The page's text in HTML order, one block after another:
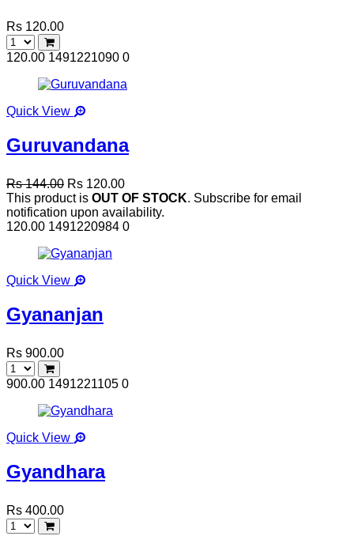
Rs 120.00
120.00 1491221090 0
Quick View
Guruvandana
Rs 144.00 Rs 120.00
This product is OUT OF STOCK. Subscribe for email
notification upon availability.
120.00 1491220984 0
Quick View
Gyananjan
Rs 900.00
900.00 1491221105 0
Quick View
Gyandhara
Rs 400.00